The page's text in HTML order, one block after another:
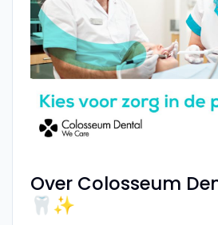
Over Colosseum
🦷✨